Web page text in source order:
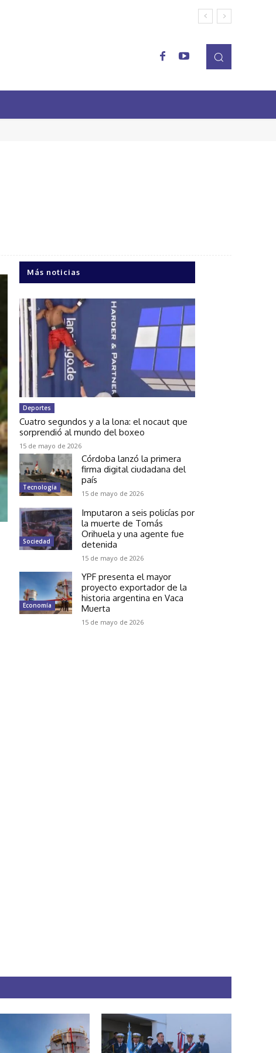
Más noticias
Deportes
Cuatro segundos y a la lona: el nocaut que
sorprendió al mundo del boxeo
15 de mayo de 2026
Tecnología
Córdoba lanzó la primera
firma digital ciudadana del
país
15 de mayo de 2026
Sociedad
Imputaron a seis policías por
la muerte de Tomás
Orihuela y una agente fue
detenida
15 de mayo de 2026
Economía
YPF presenta el mayor
proyecto exportador de la
historia argentina en Vaca
Muerta
15 de mayo de 2026